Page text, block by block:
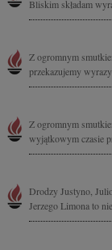
Bliskim składam
Z ogromnym
przekazujemy
Z ogromnym
wyjątkowym czasie
Drodzy Justyno,
Jerzego Limona to